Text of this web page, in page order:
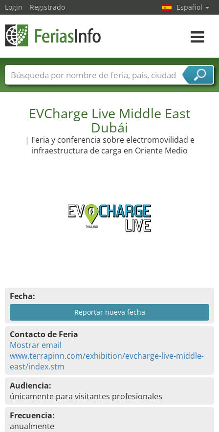
EVCharge Live Middle East
Dubái
| Feria y conferencia sobre electromovilidad e
infraestructura de carga en Oriente Medio
Fecha:
Reportar nueva fecha
Contacto de Feria
Mostrar email
www.terrapinn.com/exhibition/evcharge-live-middle-
east/index.stm
Audiencia:
únicamente para visitantes profesionales
Frecuencia:
anualmente
Login Registrado Español
toggle
Nombres de ferias Países
Ciudades
Sectores de proveedor de servicios